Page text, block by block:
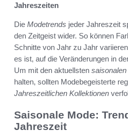
Jahreszeiten
Die Modetrends jeder Jahreszeit
den Zeitgeist wider. So können
Schnitte von Jahr zu Jahr
es ist, auf die Veränderungen in
Um mit den aktuellsten
halten, sollten Modebegeisterte
Jahreszeitlichen Kollektionen
Saisonale Mode:
Jahreszeit